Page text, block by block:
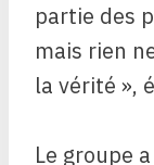
partie des
mais rien
la vérité »,
Le groupe